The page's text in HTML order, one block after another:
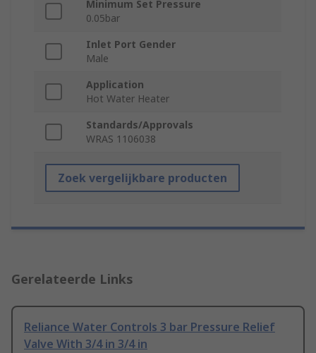
Minimum Set Pressure
0.05bar
Inlet Port Gender
Male
Application
Hot Water Heater
Standards/Approvals
WRAS 1106038
Zoek vergelijkbare producten
Gerelateerde Links
Reliance Water Controls 3 bar Pressure Relief
Valve With 3/4 in 3/4 in